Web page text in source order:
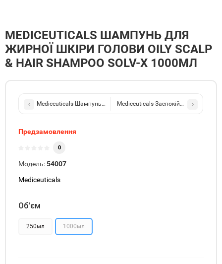
MEDICEUTICALS ШАМПУНЬ ДЛЯ
ЖИРНОЇ ШКІРИ ГОЛОВИ OILY SCALP
& HAIR SHAMPOO SOLV-X 1000МЛ
Mediceuticals Шампунь для жирної шкіри голови Oily Scalp &
Mediceuticals Заспокійливий
Предзамовлення
0
Модель:54007
Mediceuticals
Об'єм
250мл 1000мл